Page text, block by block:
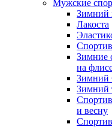
Мужские
Зимний
Лакоста
Зимние
на
Зимний
Зимний
и весну